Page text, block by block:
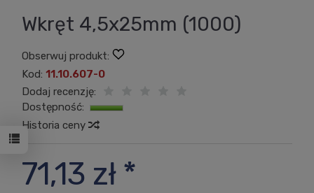
Wkręt 4,5x25mm (1000)
Obserwuj produkt:
Kod: 11.10.607-0
Dodaj recenzję:
Dostępność:
Historia ceny
71,13 zł *